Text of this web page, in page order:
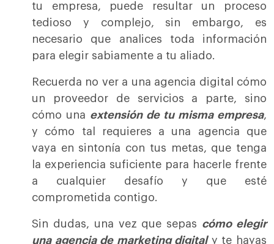
tu empresa, puede resultar un proceso
tedioso y complejo, sin embargo, es
necesario que analices toda información
para elegir sabiamente a tu aliado.
Recuerda no ver a una agencia digital cómo
un proveedor de servicios a parte, sino
cómo una extensión de tu misma empresa,
y cómo tal requieres a una agencia que
vaya en sintonía con tus metas, que tenga
la experiencia suficiente para hacerle frente
a cualquier desafío y que esté
comprometida contigo.
Sin dudas, una vez que sepas cómo elegir
una agencia de marketing digitaly te hayas